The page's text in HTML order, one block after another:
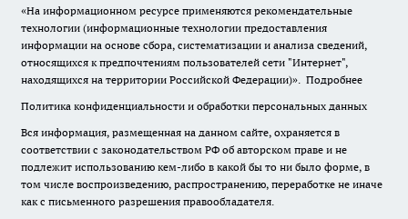
«На информационном ресурсе применяются рекомендательные
технологии (информационные технологии предоставления
информации на основе сбора, систематизации и анализа сведений,
относящихся к предпочтениям пользователей сети "Интернет",
находящихся на территории Российской Федерации)». Подробнее
Политика конфиденциальности и обработки персональных данных
Вся информация, размещенная на данном сайте, охраняется в
соответствии с законодательством РФ об авторском праве и не
подлежит использованию кем-либо в какой бы то ни было форме, в
том числе воспроизведению, распространению, переработке не иначе
как с письменного разрешения правообладателя.